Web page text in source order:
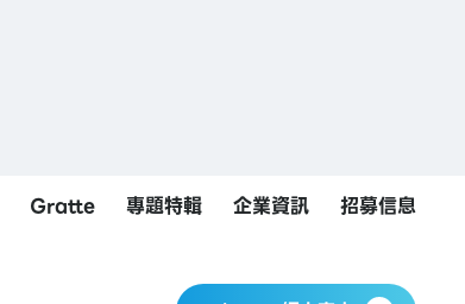
Gratte 專題特輯 企業資訊 招募信息